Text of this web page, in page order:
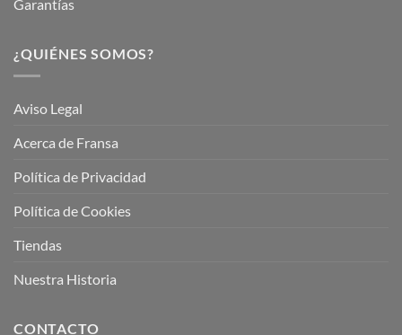
Garantías
¿QUIÉNES SOMOS?
Aviso Legal
Acerca de Fransa
Política de Privacidad
Política de Cookies
Tiendas
Nuestra Historia
CONTACTO